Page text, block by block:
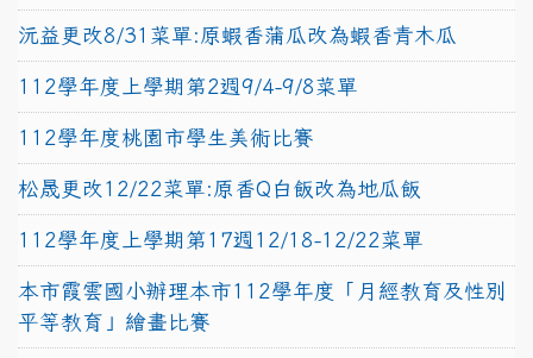
沅益更改8/31菜單:原蝦香蒲瓜改為蝦香青木瓜
112學年度上學期第2週9/4-9/8菜單
112學年度桃園市學生美術比賽
松晟更改12/22菜單:原香Q白飯改為地瓜飯
112學年度上學期第17週12/18-12/22菜單
本市霞雲國小辦理本市112學年度「月經教育及性別
平等教育」繪畫比賽